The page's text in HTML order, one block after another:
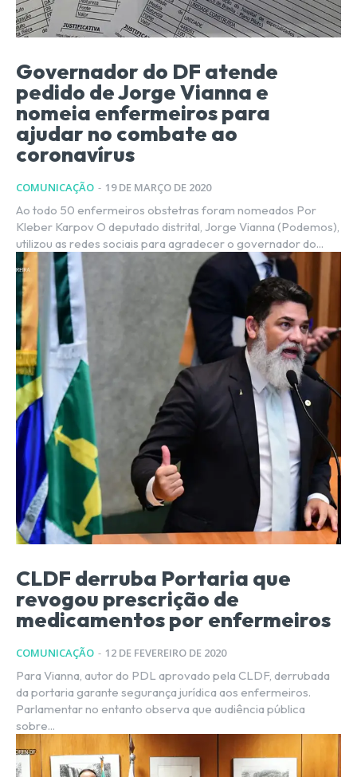
Governador do DF atende
pedido de Jorge Vianna e
nomeia enfermeiros para
ajudar no combate ao
coronavírus
COMUNICAÇÃO - 19 DE MARÇO DE 2020
Ao todo 50 enfermeiros obstetras foram nomeados Por
Kleber Karpov O deputado distrital, Jorge Vianna (Podemos),
utilizou as redes sociais para agradecer o governador do...
CLDF derruba Portaria que
revogou prescrição de
medicamentos por enfermeiros
COMUNICAÇÃO - 12 DE FEVEREIRO DE 2020
Para Vianna, autor do PDL aprovado pela CLDF, derrubada
da portaria garante segurança jurídica aos enfermeiros.
Parlamentar no entanto observa que audiência pública
sobre...